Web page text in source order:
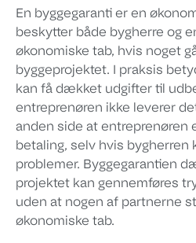
En byggegaranti er en
beskytter både bygherre og
økonomiske tab, hvis noget
byggeprojektet. I praksis
kan få dækket udgifter til
entreprenøren ikke leverer
anden side at entreprenøren
betaling, selv hvis bygherren
problemer. Byggegarantien
projektet kan gennemføres
uden at nogen af partnerne
økonomiske tab.